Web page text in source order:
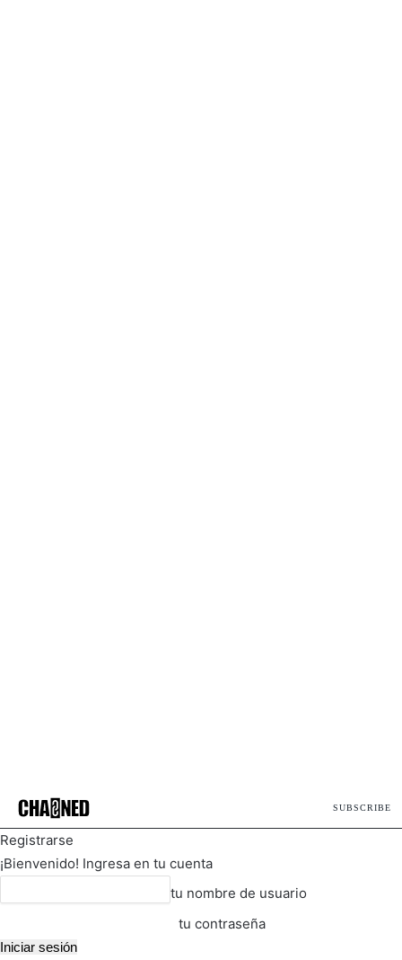
SUBSCRIBE
Registrarse
¡Bienvenido! Ingresa en tu cuenta
tu nombre de usuario
tu contraseña